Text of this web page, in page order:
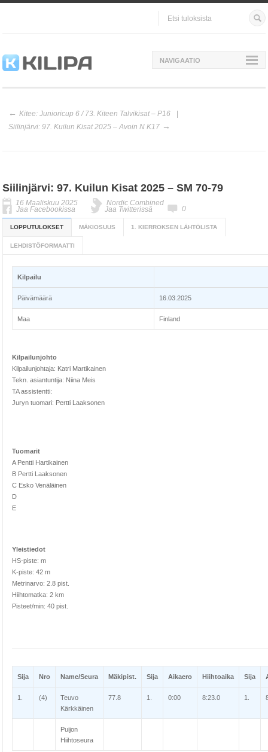
NAVIGAATIO
Kitee: Junioricup 6 / 73. Kiteen Talvikisat – P16
Siilinjärvi: 97. Kuilun Kisat 2025 – Avoin N K17
Siilinjärvi: 97. Kuilun Kisat 2025 – SM 70-79
16 Maaliskuu 2025 Nordic Combined
Jaa Facebookissa Jaa Twitterissä 0
LOPPUTULOKSET MÄKIOSUUS 1. KIERROKSEN LÄHTÖLISTA
LEHDISTÖFORMAATTI
Kilpailu
Päivämäärä 16.03.2025
Maa Finland
Kilpailunjohto
Kilpailunjohtaja: Katri Martikainen
Tekn. asiantuntija: Niina Meis
TA assistentti:
Juryn tuomari: Pertti Laaksonen
Tuomarit
A Pentti Hartikainen
B Pertti Laaksonen
C Esko Venäläinen
D
E
Yleistiedot
HS-piste: m
K-piste: 42 m
Metrinarvo: 2.8 pist.
Hiihtomatka: 2 km
Pisteet/min: 40 pist.
Sija Nro Name/Seura Mäkipist. Sija Aikaero Hiihtoaika Sija
1. (4)
Teuvo
Kärkkäinen
77.8 1. 0:00 8:23.0 1.
Puijon
Hiihtoseura